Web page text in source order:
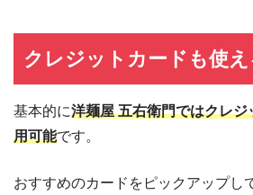
クレジットカードも使え
基本的に洋麺屋 五右衛門ではクレ
用可能です。
おすすめのカードをピックアップし